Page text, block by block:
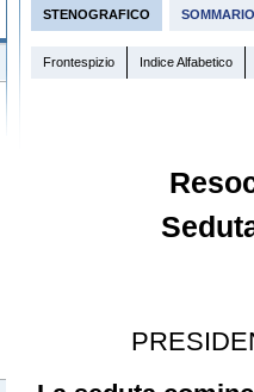
STENOGRAFICO SOMMARIO
Frontespizio Indice Alfabetico